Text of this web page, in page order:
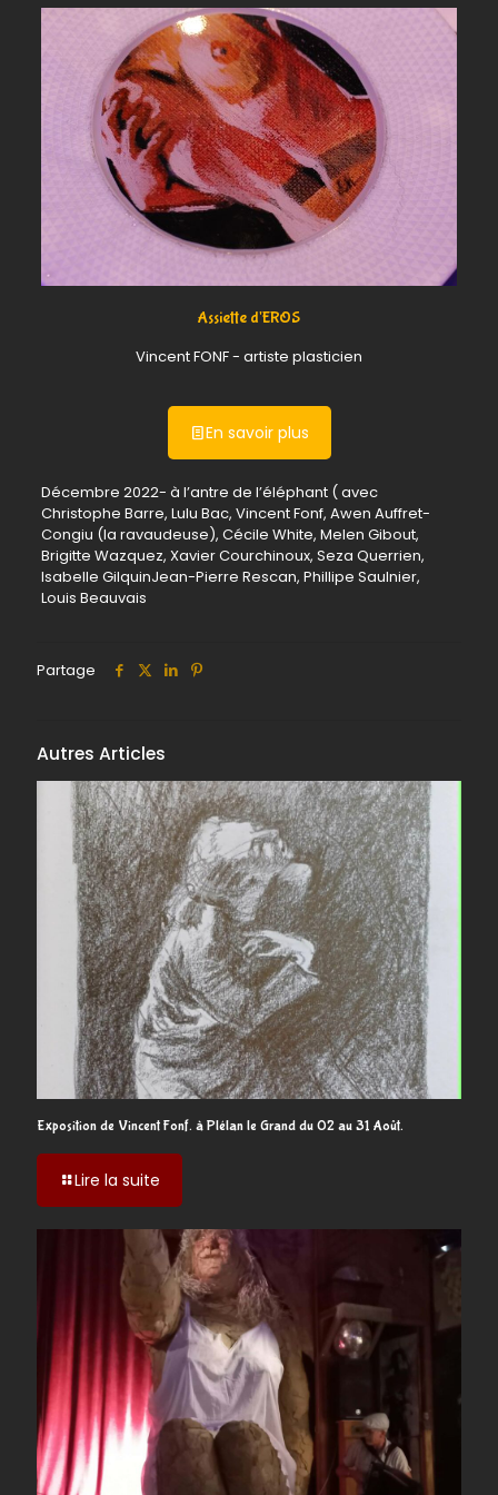
Assiette d'EROS
Vincent FONF - artiste plasticien
En savoir plus
Décembre 2022- à l’antre de l’éléphant ( avec
Christophe Barre, Lulu Bac, Vincent Fonf, Awen Auffret-
Congiu (la ravaudeuse), Cécile White, Melen Gibout,
Brigitte Wazquez, Xavier Courchinoux, Seza Querrien,
Isabelle GilquinJean-Pierre Rescan, Phillipe Saulnier,
Louis Beauvais
Partage
Autres Articles
Exposition de Vincent Fonf. à Plélan le Grand du 02 au 31 Août.
Lire la suite
Exposition
Vincent
Fonf.
à
Plélan
Grand
du
02
au
Août.